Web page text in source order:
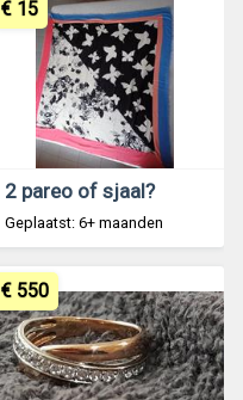
2 pareo of sjaal?
Geplaatst: 6+ maanden
€ 15
€ 550